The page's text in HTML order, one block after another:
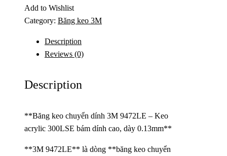
Add to Wishlist
Category: Băng keo 3M
Description
Reviews (0)
Description
**Băng keo chuyển dính 3M 9472LE – Keo
acrylic 300LSE bám dính cao, dày 0.13mm**
**3M 9472LE** là dòng **băng keo chuyển